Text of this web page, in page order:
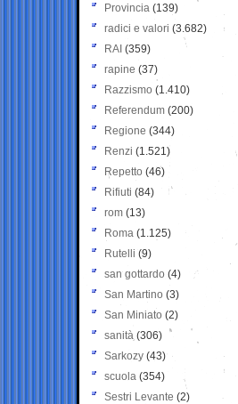
Provincia (139)
radici e valori (3.682)
RAI (359)
rapine (37)
Razzismo (1.410)
Referendum (200)
Regione (344)
Renzi (1.521)
Repetto (46)
Rifiuti (84)
rom (13)
Roma (1.125)
Rutelli (9)
san gottardo (4)
San Martino (3)
San Miniato (2)
sanità (306)
Sarkozy (43)
scuola (354)
Sestri Levante (2)